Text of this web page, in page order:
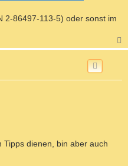
2-86497-113-5) oder sonst im
a
Tipps dienen, bin aber auch